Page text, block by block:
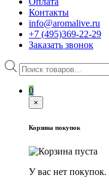
Контакты
info@aromalive.ru
+7 (495)369-22-29
Заказать звонок
Поиск
товаров
0
×
Корзина покупок
У вас нет покупок.